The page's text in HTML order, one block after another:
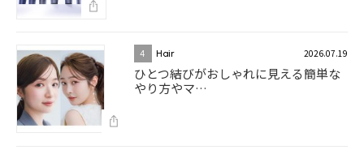
4 Hair 2026.07.19
ひとつ結びがおしゃれに見える簡単な
やり方やマ…